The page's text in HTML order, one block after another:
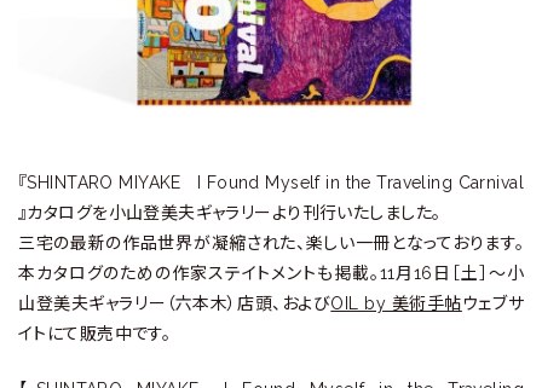
『SHINTARO MIYAKE I Found Myself in the Traveling Carnival
』カタログを小山登美夫ギャラリーより刊行いたしました。
三宅の最新の作品世界が凝縮された、楽しい一冊となっております。
本カタログのための作家ステイトメントも掲載。11月16日［土］〜小
山登美夫ギャラリー（六本木）店頭、およびOIL by 美術手帖ウェブサ
イトにて販売中です。